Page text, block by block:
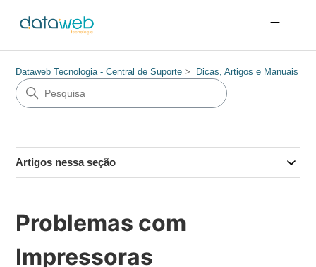
Dataweb Tecnologia - Central de Suporte Dicas, Artigos e Manuais
Artigos nessa seção
Problemas com
Impressoras